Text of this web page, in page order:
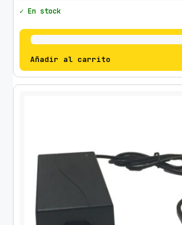
✓ En stock
Añadir al carrito